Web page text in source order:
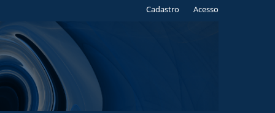
Cadastro Acesso